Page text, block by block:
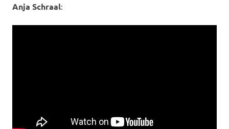
Anja Schraal: